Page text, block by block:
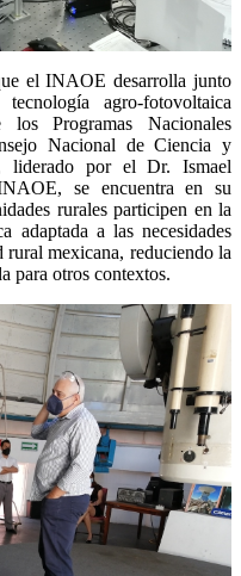
el INAOE desarrolla junto
agro-fotovoltaica
Programas Nacionales
Nacional de Ciencia y
liderado por el Dr. Ismael
se encuentra en su
rurales participen en la
adaptada a las necesidades
mexicana, reduciendo la
para otros contextos.